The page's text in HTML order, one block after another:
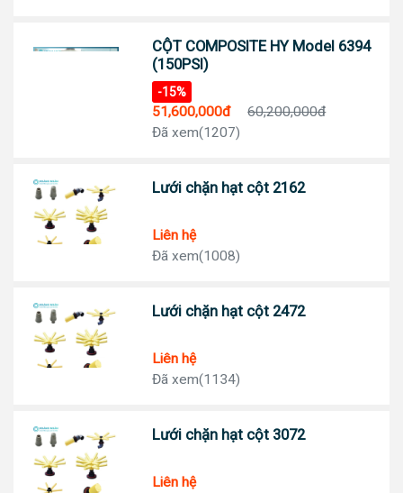
CỘT COMPOSITE HY Model 6394
(150PSI)
-15%
51,600,000đ
60,200,000đ
Đã xem(1207)
Lưới chặn hạt cột 2162
Liên hệ
Đã xem(1008)
Lưới chặn hạt cột 2472
Liên hệ
Đã xem(1134)
Lưới chặn hạt cột 3072
Liên hệ